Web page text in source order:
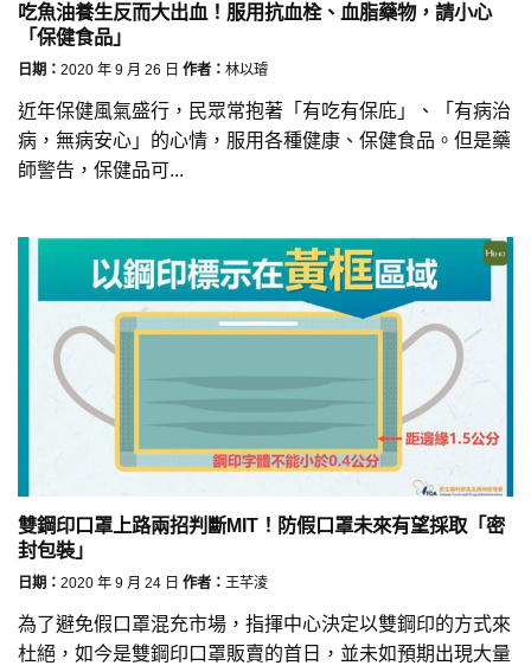
吃魚油養生反而大出血！服用抗血栓、血脂藥物，請小心
「保健食品」
日期： 2020 年 9 月 26 日 作者： 林以璿
近年保健風氣盛行，民眾常抱著「有吃有保庇」、「有病治
病，無病安心」的心情，服用各種健康、保健食品。但是藥
師警告，保健品可...
雙鋼印口罩上路兩招判斷MIT！防假口罩未來有望採取「密
封包裝」
日期： 2020 年 9 月 24 日 作者： 王芊淩
為了避免假口罩混充市場，指揮中心決定以雙鋼印的方式來
杜絕，如今是雙鋼印口罩販賣的首日，並未如預期出現大量